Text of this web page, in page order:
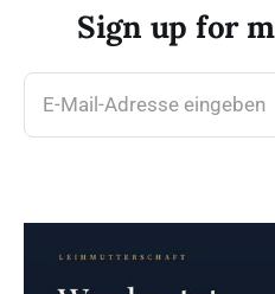
Sign up for
E-Mail-Adresse eingeben